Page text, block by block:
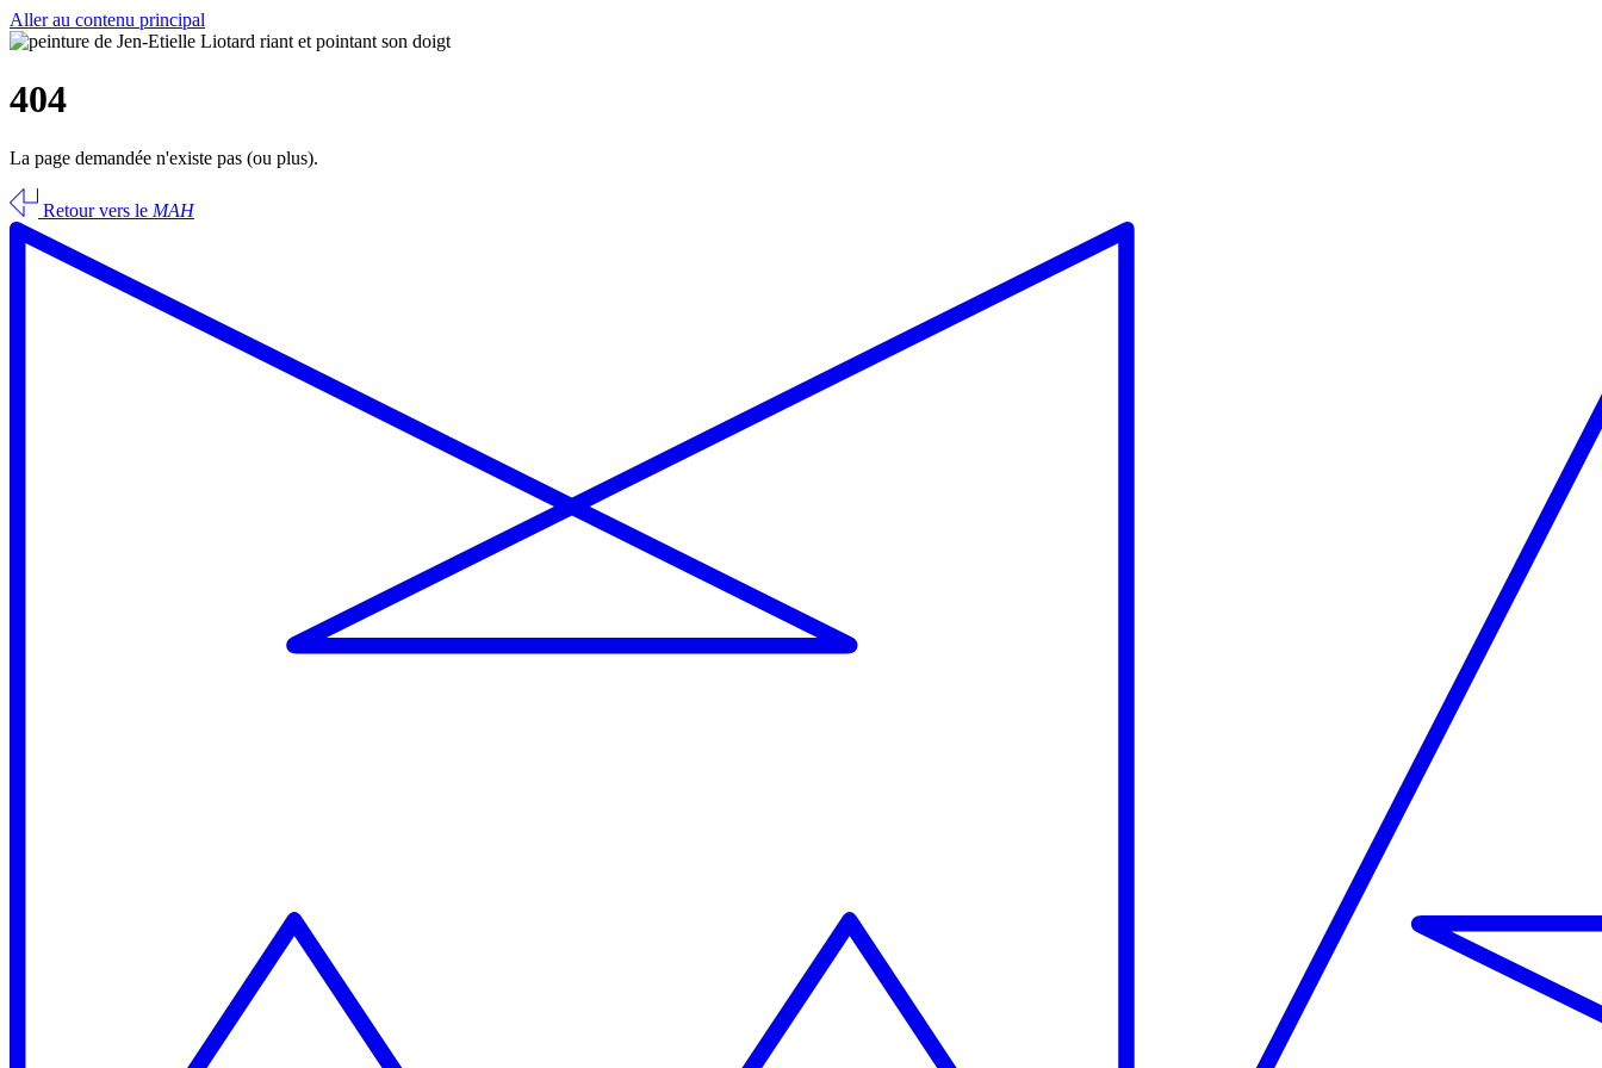
Aller au contenu principal
404
La page demandée n'existe pas (ou plus).
Retour vers le MAH